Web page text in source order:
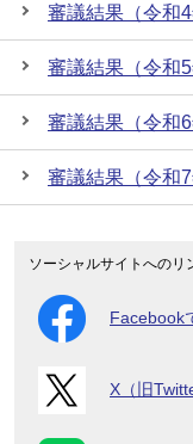
審議結果（令和4
審議結果（令和5
審議結果（令和6
審議結果（令和7
ソーシャルサイトへのリ
Facebook
X（旧